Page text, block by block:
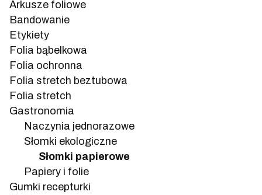
Arkusze foliowe
Bandowanie
Etykiety
Folia bąbelkowa
Folia ochronna
Folia stretch beztubowa
Folia stretch
Gastronomia
Naczynia jednorazowe
Słomki ekologiczne
Słomki papierowe
Papiery i folie
Gumki recepturki